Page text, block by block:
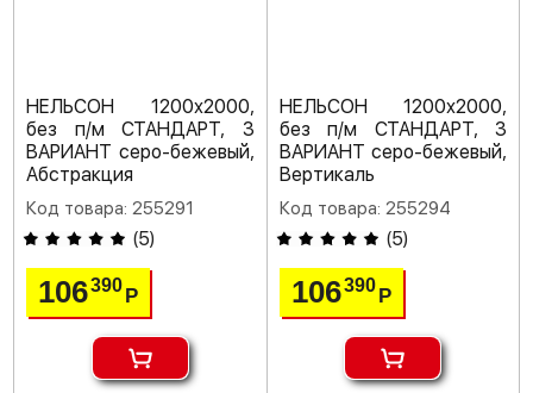
НЕЛЬСОН 1200х2000,
без п/м СТАНДАРТ, 3
ВАРИАНТ серо-бежевый,
Абстракция
Код товара: 255291
(5)
106390Р
НЕЛЬСОН 1200х2000,
без п/м СТАНДАРТ, 3
ВАРИАНТ серо-бежевый,
Вертикаль
Код товара: 255294
(5)
106390 Р